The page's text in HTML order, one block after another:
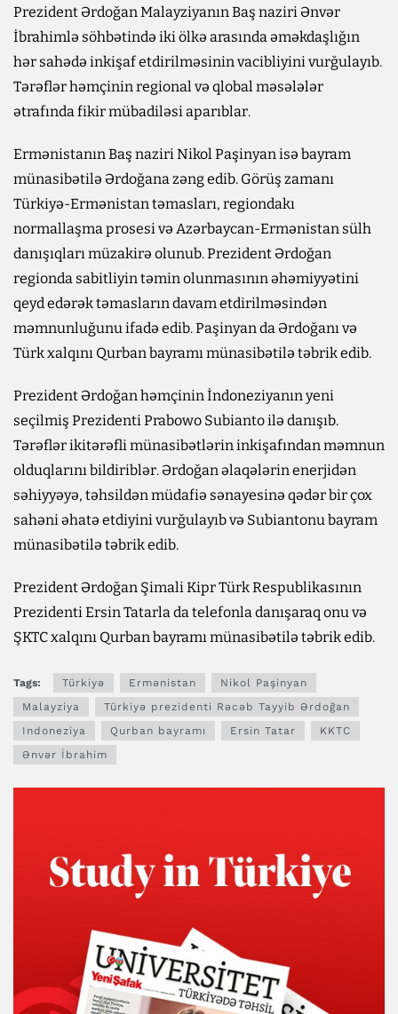
Prezident Ərdoğan Malayziyanın Baş naziri Ənvər
İbrahimlə söhbətində iki ölkə arasında əməkdaşlığın
hər sahədə inkişaf etdirilməsinin vacibliyini vurğulayıb.
Tərəflər həmçinin regional və qlobal məsələlər
ətrafında fikir mübadiləsi aparıblar.
Ermənistanın Baş naziri Nikol Paşinyan isə bayram
münasibətilə Ərdoğana zəng edib. Görüş zamanı
Türkiyə-Ermənistan təmasları, regiondakı
normallaşma prosesi və Azərbaycan-Ermənistan sülh
danışıqları müzakirə olunub. Prezident Ərdoğan
regionda sabitliyin təmin olunmasının əhəmiyyətini
qeyd edərək təmasların davam etdirilməsindən
məmnunluğunu ifadə edib. Paşinyan da Ərdoğanı və
Türk xalqını Qurban bayramı münasibətilə təbrik edib.
Prezident Ərdoğan həmçinin İndoneziyanın yeni
seçilmiş Prezidenti Prabowo Subianto ilə danışıb.
Tərəflər ikitərəfli münasibətlərin inkişafından məmnun
olduqlarını bildiriblər. Ərdoğan əlaqələrin enerjidən
səhiyyəyə, təhsildən müdafiə sənayesinə qədər bir çox
sahəni əhatə etdiyini vurğulayıb və Subiantonu bayram
münasibətilə təbrik edib.
Prezident Ərdoğan Şimali Kipr Türk Respublikasının
Prezidenti Ersin Tatarla da telefonla danışaraq onu və
ŞKTC xalqını Qurban bayramı münasibətilə təbrik edib.
Tags: Türkiyə Ermənistan
Nikol Paşinyan
Malayziya
Türkiyə prezidenti Rəcəb Tayyib Ərdoğan
Indoneziya
Qurban bayramı Ersin Tatar
KKTC
Ənvər İbrahim